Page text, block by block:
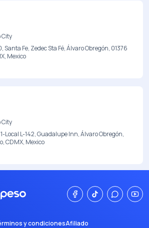
City
Fe, Zedec Sta Fé, Álvaro Obregón, 01376
Mexico
City
Local L-142, Guadalupe Inn, Álvaro Obregón,
CDMX, Mexico
y condicionesAfiliado